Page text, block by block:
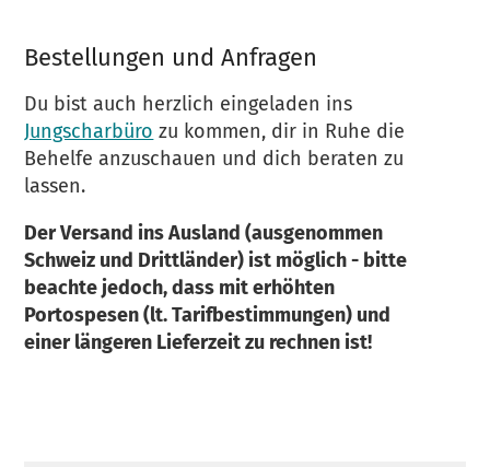
Bestellungen und Anfragen
Du bist auch herzlich eingeladen ins
Jungscharbüro zu kommen, dir in Ruhe die
Behelfe anzuschauen und dich beraten zu
lassen.
Der Versand ins Ausland (ausgenommen
Schweiz und Drittländer) ist möglich - bitte
beachte jedoch, dass mit erhöhten
Portospesen (lt. Tarifbestimmungen) und
einer längeren Lieferzeit zu rechnen ist!